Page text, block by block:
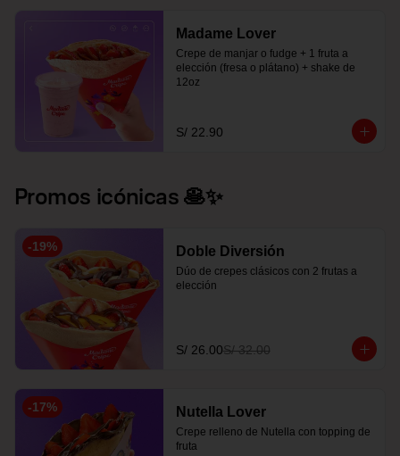
Madame Lover
Crepe de manjar o fudge + 1 fruta a
elección (fresa o plátano) + shake de
12oz
S/ 22.90
Promos icónicas 🥞✨
-19% Doble Diversión
Dúo de crepes clásicos con 2 frutas a
elección
S/ 26.00S/ 32.00
-17% Nutella Lover
Crepe relleno de Nutella con topping de
fruta